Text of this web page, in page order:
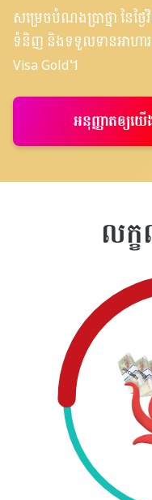
សម្រេចបំណងប្រាថ្នា នៃ
ទំនិញ និងទទួលទានអាហា
Visa Gold។
អនុញ្ញាតឲ្យយ
លក្